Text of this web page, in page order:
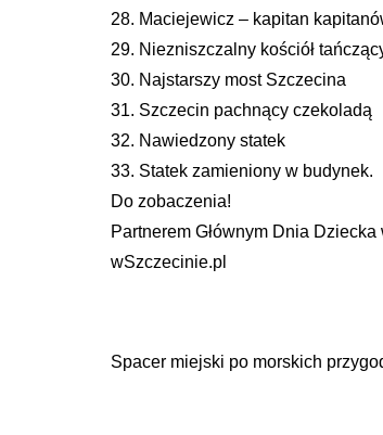
28. Maciejewicz – kapitan
29. Niezniszczalny kościół
30. Najstarszy most Szczecina
31. Szczecin pachnący czekoladą
32. Nawiedzony statek
33. Statek zamieniony w budynek.
Do zobaczenia!
Partnerem Głównym Dnia
wSzczecinie.pl
Spacer miejski po morskich